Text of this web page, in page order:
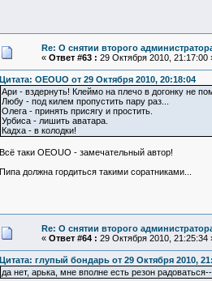
Re: О снятии второго
« Ответ #63 : 29 Октября 2010, 21:17:00
Цитата: OEOUO от 29 Октября 2010, 20:18:04
Ари - вздернуть! Клеймо на плечо в догонку не
Любу - под килем пропустить пару раз...
Олега - принять присягу и простить.
Урбиса - лишить аватара.
Кадха - в колодки!
Всё таки OEOUO - замечательный автор!
Пипа должна гордиться такими соратниками...
Re: О снятии второго
« Ответ #64 : 29 Октября 2010, 21:25:34
Цитата: глупый бондарь от 29 Октября 2010,
да нет, арька, мне вполне есть резон